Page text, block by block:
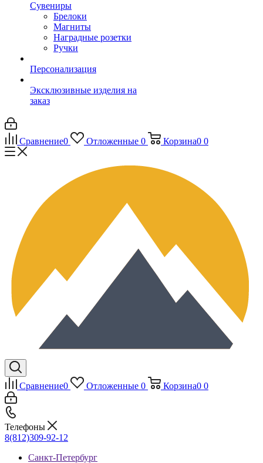
Сувениры
Брелоки
Магниты
Наградные розетки
Ручки
Персонализация
Эксклюзивные изделия на
заказ
Сравнение0 Отложенные 0 Корзина0 0
Сравнение0 Отложенные 0 Корзина0 0
Телефоны
8(812)309-92-12
Санкт-Петербург